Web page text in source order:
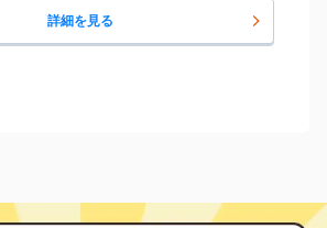
詳細を見る